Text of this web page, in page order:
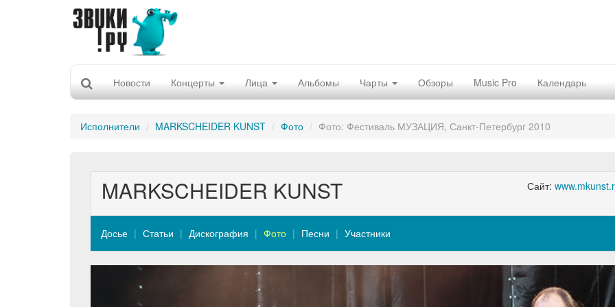
Новости Концерты Лица Альбомы Чарты Обзоры Music Pro Календарь
Исполнители MARKSCHEIDER KUNST Фото Фото: Фестиваль МУЗАЦИЯ, Санкт-Петербург 2010
Сайт:
MARKSCHEIDER KUNST
Досье Статьи Дискография Фото Песни Участники
Previous